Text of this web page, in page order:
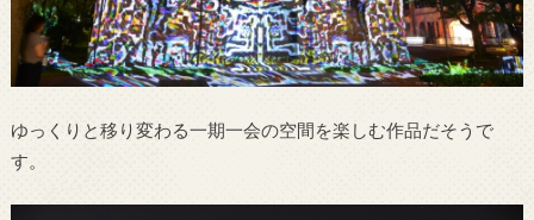
ゆっくりと移り変わる一期一会の空間を楽しむ作品だそうで
す。